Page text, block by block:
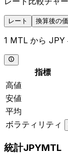
レート 換算後の
1 MTL から JPY
指標
高値
安値
平均
ボラティリティ
統計JPYMTL